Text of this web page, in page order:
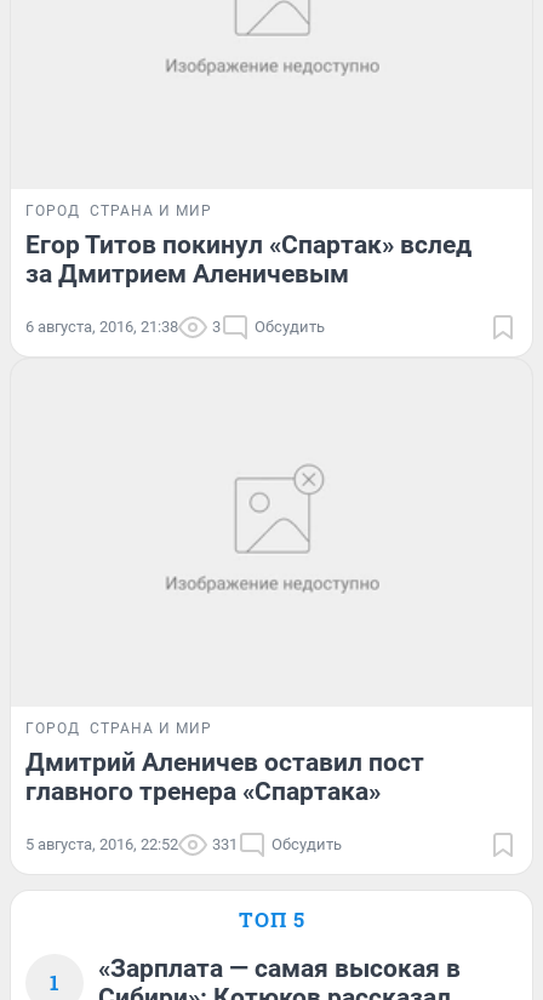
ГОРОД СТРАНА И МИР
Егор Титов покинул «Спартак» вслед
за Дмитрием Аленичевым
6 августа, 2016, 21:38 3 Обсудить
ГОРОД СТРАНА И МИР
Дмитрий Аленичев оставил пост
главного тренера «Спартака»
5 августа, 2016, 22:52 331 Обсудить
ТОП 5
1
«Зарплата — самая высокая в